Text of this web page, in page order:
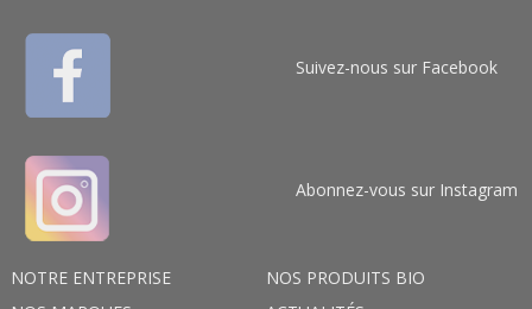
NOTRE ENTREPRISE
NOS PRODUITS BIO
Suivez-nous sur Facebook
Abonnez-vous sur Instagram